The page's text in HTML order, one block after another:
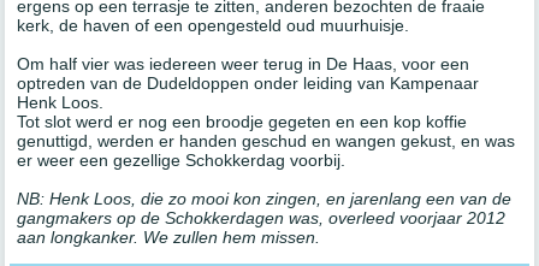
ergens op een terrasje te zitten, anderen bezochten de fraaie
kerk, de haven of een opengesteld oud muurhuisje.
Om half vier was iedereen weer terug in De Haas, voor een
optreden van de Dudeldoppen onder leiding van Kampenaar
Henk Loos.
Tot slot werd er nog een broodje gegeten en een kop koffie
genuttigd, werden er handen geschud en wangen gekust, en was
er weer een gezellige Schokkerdag voorbij.
NB: Henk Loos, die zo mooi kon zingen, en jarenlang een van de
gangmakers op de Schokkerdagen was, overleed voorjaar 2012
aan longkanker. We zullen hem missen.